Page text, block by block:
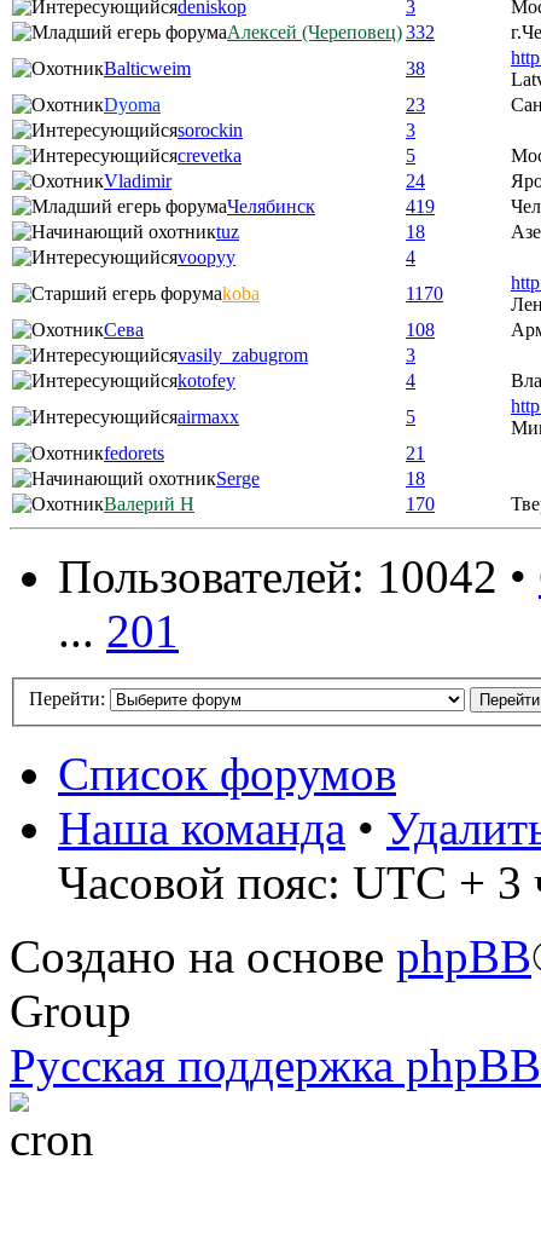
deniskop
3
Алексей (Череповец)332
Balticweim
38
Dyoma
23
sorockin
3
crevetka
5
Vladimir
24
Челябинск
419
tuz
18
voopyy
4
koba
1170
Сева
108
vasily_zabugrom
3
kotofey
4
airmaxx
5
fedorets
21
Serge
18
Валерий Н
170
Пользователей: 10042 •
... 201
Перейти:
Список форумов
Наша команда •
Часовой пояс: UTC + 3
Создано на основе phpBB
Group
Русская поддержка phpBB